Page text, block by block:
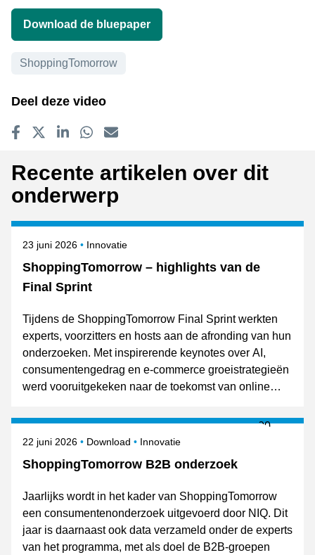
Download de bluepaper
Onderwerpen
ShoppingTomorrow
Deel deze video
Recente artikelen over dit
onderwerp
ShoppingTomorrow – highlights van de
Final Sprint
Gepubliceerd op
23 juni 2026 Onderwerpen
Innovatie
Tijdens de ShoppingTomorrow Final Sprint werkten
experts, voorzitters en hosts aan de afronding van hun
onderzoeken. Met inspirerende keynotes over AI,
consumentengedrag en e-commerce groeistrategieën
werd vooruitgekeken naar de toekomst van online
8 oktober gepresenteerd tijdens Shopping Today.
ShoppingTomorrow B2B onderzoek
Gepubliceerd op
22 juni 2026 Download Onderwerpen
Innovatie
Jaarlijks wordt in het kader van ShoppingTomorrow
een consumentenonderzoek uitgevoerd door NIQ. Dit
jaar is daarnaast ook data verzameld onder de experts
van het programma, met als doel de B2B-groepen